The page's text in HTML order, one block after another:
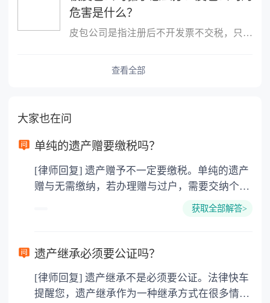
危害是什么？
皮包公司是指注册后不开发票不交税，只用公司名称进行进出账的公司
查看全部
大家也在问
单纯的遗产赠要缴税吗？
[律师回复] 遗产赠予不一定要缴税。单纯的遗产
赠与无需缴纳，若办理赠与过户，需要交纳个人
所得税、契税和公证费。赠与过户是没有增值税
要缴纳公证费，具体如下： 1. 公证费：按房
3. 印花税：按房屋评估价的0.05%缴纳 4. 土
地增值税：按房价1%缴纳 5. 房屋产权登记费：
获取全部解答>
遗产继承必须要公证吗？
[律师回复] 遗产继承不是必须要公证。法律快车
提醒您，遗产继承作为一种继承方式在很多情况